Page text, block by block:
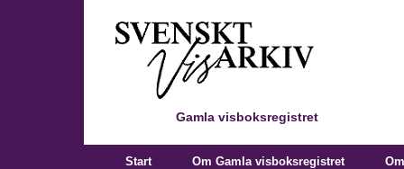
Gamla visboksregistret
Start Om Gamla visboksregistret